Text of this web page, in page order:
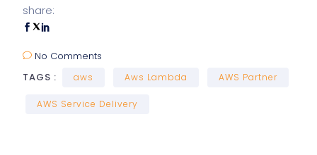
share:
No Comments
TAGS :
aws Aws Lambda AWS Partner
AWS Service Delivery